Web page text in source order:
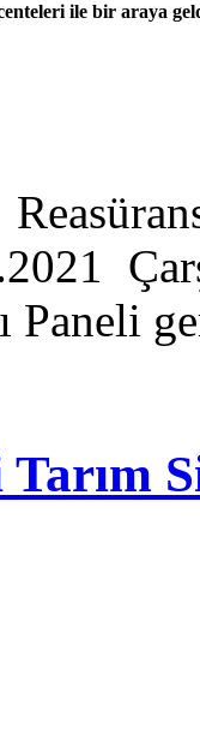
ile bir araya
Paneli
Tarım